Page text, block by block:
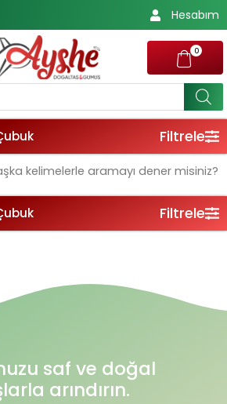
Hesabım
0
Filtrele
kelimelerle aramayı dener misiniz?
Filtrele
saf ve doğal
arındırın.